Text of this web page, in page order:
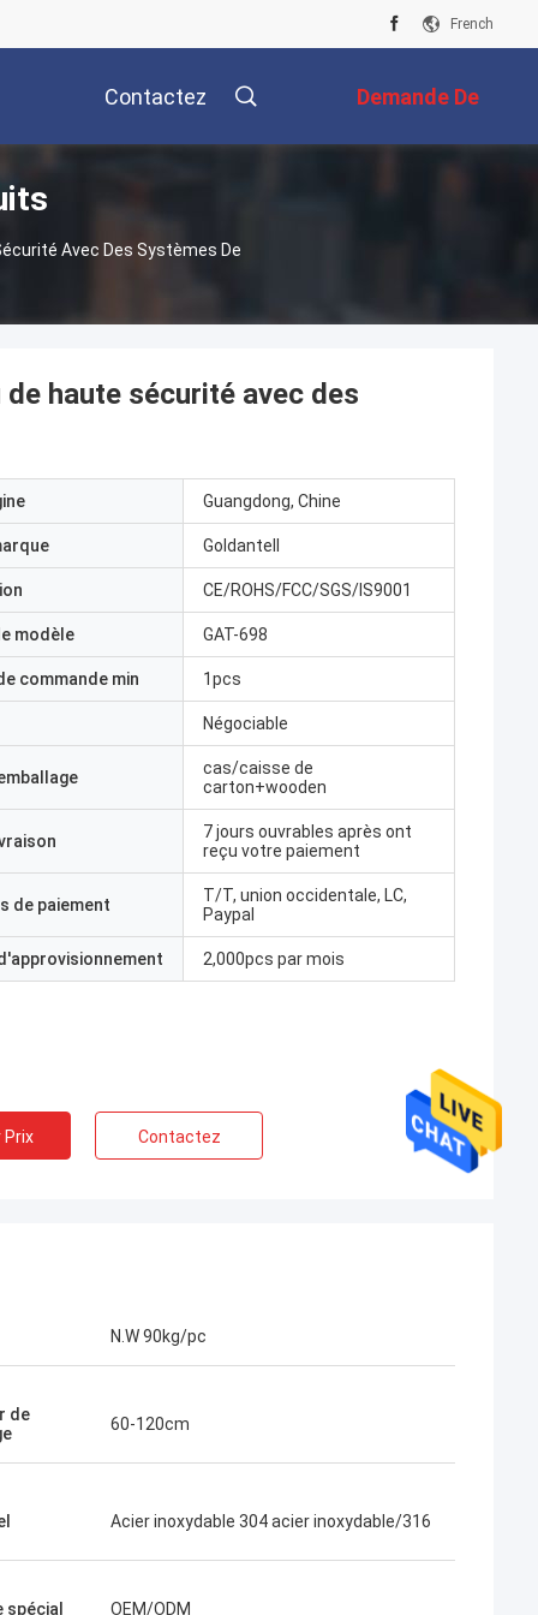
French
Contactez Demande De
Soumission
Avec Des Systèmes De
haute sécurité avec des
Guangdong, Chine
Goldantell
CE/ROHS/FCC/SGS/IS9001
modèle GAT-698
commande min 1pcs
Négociable
cas/caisse de
carton+wooden
7 jours ouvrables après ont
reçu votre paiement
de paiement
T/T, union occidentale, LC,
Paypal
2,000pcs par mois
Prix Contactez
N.W 90kg/pc
de
60-120cm
Acier inoxydable 304 acier inoxydable/316
spécial OEM/ODM